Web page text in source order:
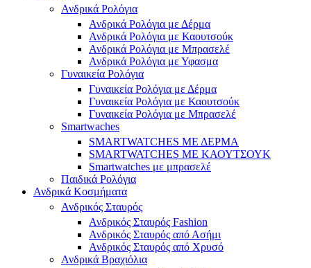
Ανδρικά Ρολόγια
Ανδρικά Ρολόγια με Δέρμα
Ανδρικά Ρολόγια με Καουτσούκ
Ανδρικά Ρολόγια με Μπρασελέ
Ανδρικά Ρολόγια με Υφασμα
Γυναικεία Ρολόγια
Γυναικεία Ρολόγια με Δέρμα
Γυναικεία Ρολόγια με Καουτσούκ
Γυναικεία Ρολόγια με Μπρασελέ
Smartwaches
SMARTWATCHES ΜΕ ΔΕΡΜΑ
SMARTWATCHES ΜΕ ΚΑΟΥΤΣΟΥΚ
Smartwatches με μπρασελέ
Παιδικά Ρολόγια
Ανδρικά Κοσμήματα
Ανδρικός Σταυρός
Ανδρικός Σταυρός Fashion
Ανδρικός Σταυρός από Ασήμι
Ανδρικός Σταυρός από Χρυσό
Ανδρικά Βραχιόλια